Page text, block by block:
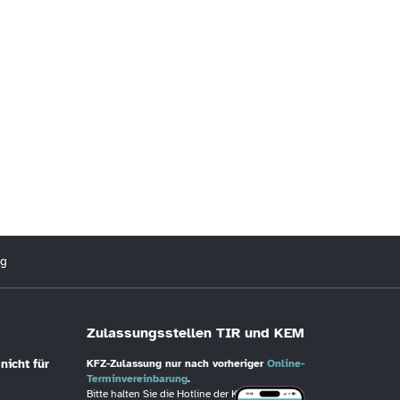
für
Zulassungsstellen TIR und KEM
KFZ-Zulassung nur nach vorheriger Online-
Terminvereinbarung.
Bitte halten Sie die Hotline der KFZ-